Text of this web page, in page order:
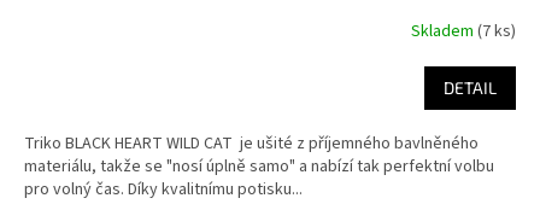
Skladem (7 ks)
DETAIL
Triko BLACK HEART WILD CAT je ušité z příjemného bavlněného
materiálu, takže se "nosí úplně samo" a nabízí tak perfektní volbu
pro volný čas. Díky kvalitnímu potisku...